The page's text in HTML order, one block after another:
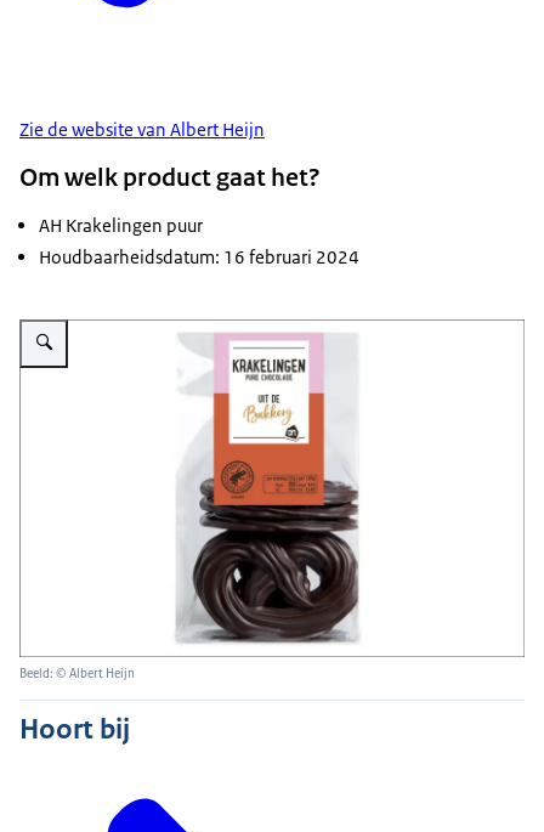
Zie de website van Albert Heijn
Om welk product gaat het?
AH Krakelingen puur
Houdbaarheidsdatum: 16 februari 2024
Vergroot afbeelding Krakelingen puur AH
Beeld: © Albert Heijn
Hoort bij